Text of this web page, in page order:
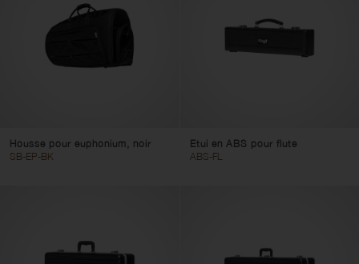
Couleur
Housse pour euphonium, noir
SB-EP-BK
Etui en ABS pour flute
ABS-FL